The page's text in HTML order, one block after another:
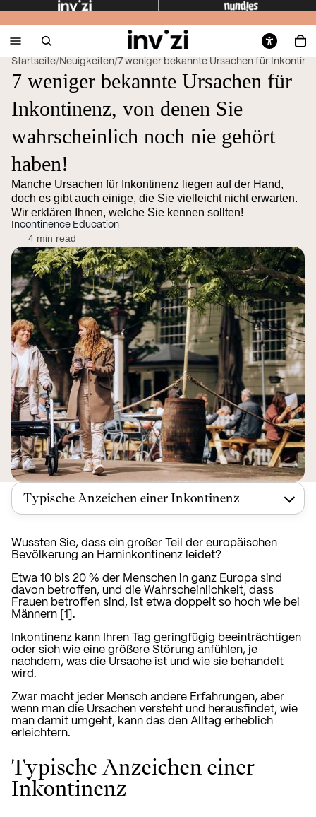
Startseite/Neuigkeiten/7 weniger bekannte Ursachen für
7 weniger bekannte Ursachen für
Inkontinenz, von denen Sie
wahrscheinlich noch nie gehört
haben!
Manche Ursachen für Inkontinenz liegen auf der Hand,
doch es gibt auch einige, die Sie vielleicht nicht erwarten.
Wir erklären Ihnen, welche Sie kennen sollten!
Incontinence Education
4 min read
Typische Anzeichen einer Inkontinenz
Wussten Sie, dass ein großer Teil der europäischen
Bevölkerung an Harninkontinenz leidet?
Etwa 10 bis 20 % der Menschen in ganz Europa sind
davon betroffen, und die Wahrscheinlichkeit, dass
Frauen betroffen sind, ist etwa doppelt so hoch wie bei
Männern [1].
Inkontinenz kann Ihren Tag geringfügig beeinträchtigen
oder sich wie eine größere Störung anfühlen, je
nachdem, was die Ursache ist und wie sie behandelt
wird.
Zwar macht jeder Mensch andere Erfahrungen, aber
wenn man die Ursachen versteht und herausfindet, wie
man damit umgeht, kann das den Alltag erheblich
erleichtern.
Typische Anzeichen einer
Inkontinenz